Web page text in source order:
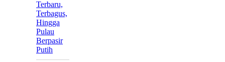
Terbaru,
Terbagus,
Hingga
Pulau
Berpasir
Putih